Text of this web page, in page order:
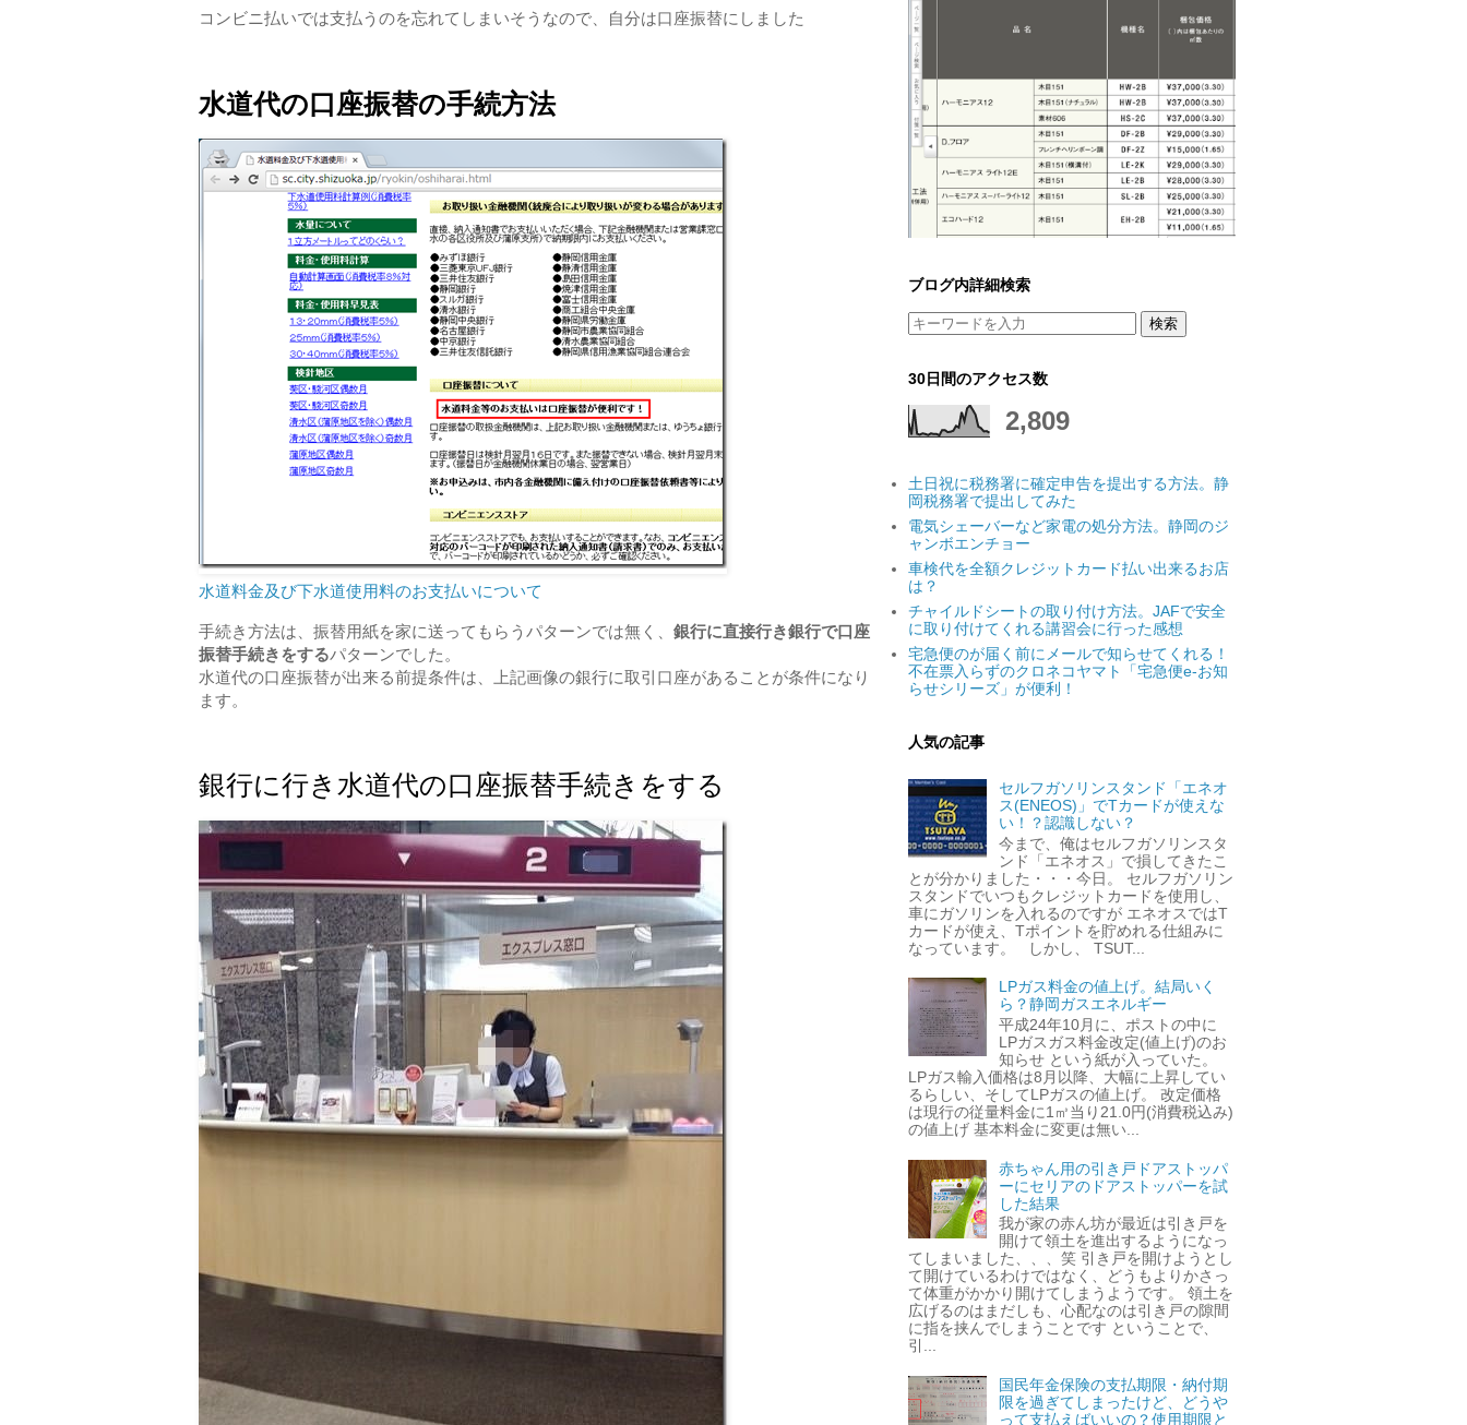
コンビニ払いでは支払うのを忘れてしまいそうなので、自分は口座振替にしました
水道代の口座振替の手続方法
水道料金及び下水道使用料のお支払いについて
手続き方法は、振替用紙を家に送ってもらうパターンでは無く、 銀行に直接行き銀行で口座
振替手続きをするパターンでした。
水道代の口座振替が出来る前提条件は、上記画像の銀行に取引口座があることが条件になり
ます。
銀行に行き水道代の口座振替手続きをする
ブログ内詳細検索
30日間のアクセス数
2,809
土日祝に税務署に確定申告を提出する方法。静
岡税務署で提出してみた
電気シェーバーなど家電の処分方法。静岡のジ
ャンボエンチョー
車検代を全額クレジットカード払い出来るお店
は？
チャイルドシートの取り付け方法。JAFで安全
に取り付けてくれる講習会に行った感想
宅急便のが届く前にメールで知らせてくれる！
不在票入らずのクロネコヤマト「宅急便e-お知
らせシリーズ」が便利！
人気の記事
セルフガソリンスタンド「エネオ
ス(ENEOS)」でTカードが使えな
い！？認識しない？
今まで、俺はセルフガソリンスタ
ンド「エネオス」で損してきたこ
とが分かりました・・・今日。 セルフガソリン
スタンドでいつもクレジットカードを使用し、
車にガソリンを入れるのですが エネオスではT
カードが使え、Tポイントを貯めれる仕組みに
なっています。 しかし、 TSUT...
LPガス料金の値上げ。結局いく
ら？静岡ガスエネルギー
平成24年10月に、ポストの中に
LPガスガス料金改定(値上げ)のお
知らせ という紙が入っていた。
LPガス輸入価格は8月以降、大幅に上昇してい
るらしい、そしてLPガスの値上げ。 改定価格
は現行の従量料金に1㎥当り21.0円(消費税込み)
の値上げ 基本料金に変更は無い...
赤ちゃん用の引き戸ドアストッパ
ーにセリアのドアストッパーを試
した結果
我が家の赤ん坊が最近は引き戸を
開けて領土を進出するようになっ
てしまいました、、、笑 引き戸を開けようとし
て開けているわけではなく、どうもよりかさっ
て体重がかかり開けてしまうようです。 領土を
広げるのはまだしも、心配なのは引き戸の隙間
に指を挟んでしまうことです ということで、
引...
国民年金保険の支払期限・納付期
限を過ぎてしまったけど、どうや
って支払えばいいの？使用期限と